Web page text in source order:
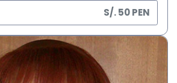
S/. 50 PEN